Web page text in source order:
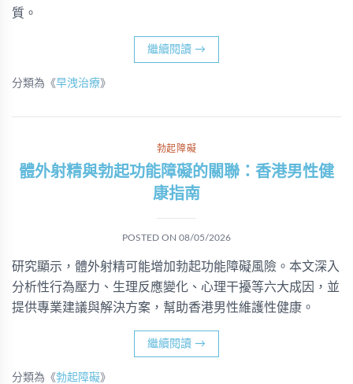
質。
繼續閱讀 →
分類為《早洩治療》
勃起障礙
體外射精與勃起功能障礙的關聯：香港男性健
康指南
POSTED ON 08/05/2026
研究顯示，體外射精可能增加勃起功能障礙風險。本文深入
分析性行為壓力、生理反應變化、心理干擾等六大成因，並
提供專業建議與解決方案，幫助香港男性維護性健康。
繼續閱讀 →
分類為《勃起障礙》